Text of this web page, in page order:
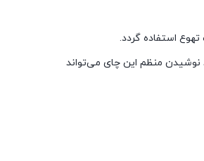
استفاده گردد.
نوشیدن منظم این چای می‌تواند